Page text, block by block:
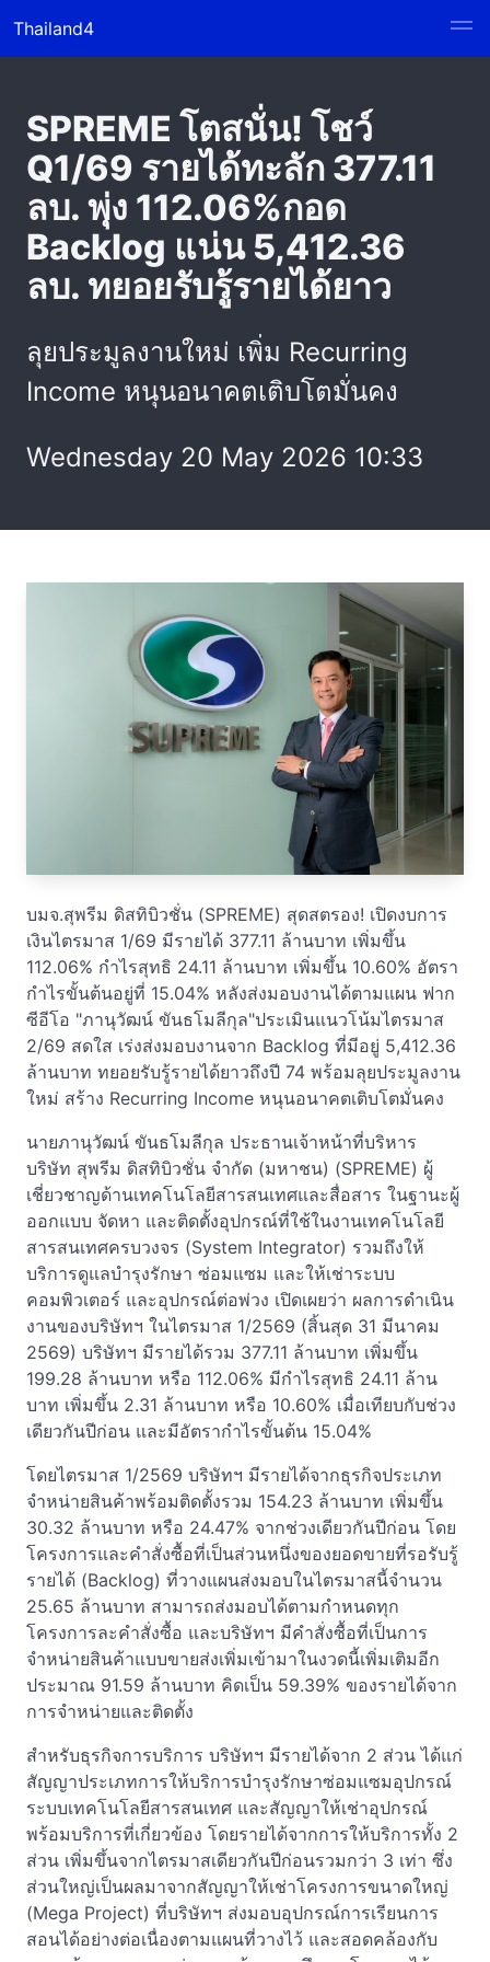
Thailand4
SPREME โตสนั่น! โชว์
Q1/69 รายได้ทะลัก 377.11
ลบ. พุ่ง 112.06%กอด
Backlog แน่น 5,412.36
ลบ. ทยอยรับรู้รายได้ยาว
ลุยประมูลงานใหม่ เพิ่ม Recurring
Income หนุนอนาคตเติบโตมั่นคง
Wednesday 20 May 2026 10:33
บมจ.สุพรีม ดิสทิบิวชั่น (SPREME) สุดสตรอง! เปิดงบการ
เงินไตรมาส 1/69 มีรายได้ 377.11 ล้านบาท เพิ่มขึ้น
112.06% กำไรสุทธิ 24.11 ล้านบาท เพิ่มขึ้น 10.60% อัตรา
กำไรขั้นต้นอยู่ที่ 15.04% หลังส่งมอบงานได้ตามแผน ฟาก
ซีอีโอ "ภานุวัฒน์ ขันธโมลีกุล"ประเมินแนวโน้มไตรมาส
2/69 สดใส เร่งส่งมอบงานจาก Backlog ที่มีอยู่ 5,412.36
ล้านบาท ทยอยรับรู้รายได้ยาวถึงปี 74 พร้อมลุยประมูลงาน
ใหม่ สร้าง Recurring Income หนุนอนาคตเติบโตมั่นคง
นายภานุวัฒน์ ขันธโมลีกุล ประธานเจ้าหน้าที่บริหาร
บริษัท สุพรีม ดิสทิบิวชั่น จำกัด (มหาชน) (SPREME) ผู้
เชี่ยวชาญด้านเทคโนโลยีสารสนเทศและสื่อสาร ในฐานะผู้
ออกแบบ จัดหา และติดตั้งอุปกรณ์ที่ใช้ในงานเทคโนโลยี
สารสนเทศครบวงจร (System Integrator) รวมถึงให้
บริการดูแลบำรุงรักษา ซ่อมแซม และให้เช่าระบบ
คอมพิวเตอร์ และอุปกรณ์ต่อพ่วง เปิดเผยว่า ผลการดำเนิน
งานของบริษัทฯ ในไตรมาส 1/2569 (สิ้นสุด 31 มีนาคม
2569) บริษัทฯ มีรายได้รวม 377.11 ล้านบาท เพิ่มขึ้น
199.28 ล้านบาท หรือ 112.06% มีกำไรสุทธิ 24.11 ล้าน
บาท เพิ่มขึ้น 2.31 ล้านบาท หรือ 10.60% เมื่อเทียบกับช่วง
เดียวกันปีก่อน และมีอัตรากำไรขั้นต้น 15.04%
โดยไตรมาส 1/2569 บริษัทฯ มีรายได้จากธุรกิจประเภท
จำหน่ายสินค้าพร้อมติดตั้งรวม 154.23 ล้านบาท เพิ่มขึ้น
30.32 ล้านบาท หรือ 24.47% จากช่วงเดียวกันปีก่อน โดย
โครงการและคำสั่งซื้อที่เป็นส่วนหนึ่งของยอดขายที่รอรับรู้
รายได้ (Backlog) ที่วางแผนส่งมอบในไตรมาสนี้จำนวน
25.65 ล้านบาท สามารถส่งมอบได้ตามกำหนดทุก
โครงการละคำสั่งซื้อ และบริษัทฯ มีคำสั่งซื้อที่เป็นการ
จำหน่ายสินค้าแบบขายส่งเพิ่มเข้ามาในงวดนี้เพิ่มเติมอีก
ประมาณ 91.59 ล้านบาท คิดเป็น 59.39% ของรายได้จาก
การจำหน่ายและติดตั้ง
สำหรับธุรกิจการบริการ บริษัทฯ มีรายได้จาก 2 ส่วน ได้แก่
สัญญาประเภทการให้บริการบำรุงรักษาซ่อมแซมอุปกรณ์
ระบบเทคโนโลยีสารสนเทศ และสัญญาให้เช่าอุปกรณ์
พร้อมบริการที่เกี่ยวข้อง โดยรายได้จากการให้บริการทั้ง 2
ส่วน เพิ่มขึ้นจากไตรมาสเดียวกันปีก่อนรวมกว่า 3 เท่า ซึ่ง
ส่วนใหญ่เป็นผลมาจากสัญญาให้เช่าโครงการขนาดใหญ่
(Mega Project) ที่บริษัทฯ ส่งมอบอุปกรณ์การเรียนการ
สอนได้อย่างต่อเนื่องตามแผนที่วางไว้ และสอดคล้องกับ